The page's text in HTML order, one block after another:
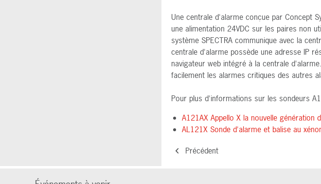
Une centrale d'alarme conçue par Concept
une alimentation 24VDC sur les paires non
système SPECTRA communique avec la
centrale d'alarme possède une adresse IP
navigateur web intégré à la centrale
facilement les alarmes critiques des autres
Pour plus d'informations sur les sondeurs
A121AX Appello X la nouvelle
AL121X Sonde d'alarme et balise au
Précédent